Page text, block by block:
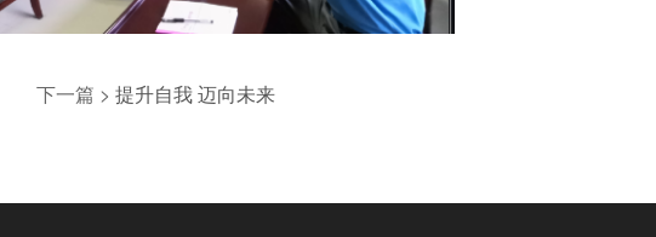
下一篇 > 提升自我 迈向未来